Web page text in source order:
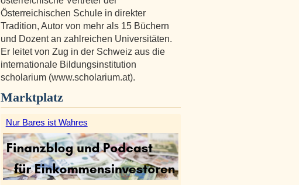
Österreichischen Schule in direkter
Tradition, Autor von mehr als 15 Büchern
und Dozent an zahlreichen Universitäten.
Er leitet von Zug in der Schweiz aus die
internationale Bildungsinstitution
scholarium (www.scholarium.at).
Marktplatz
Nur Bares ist Wahres